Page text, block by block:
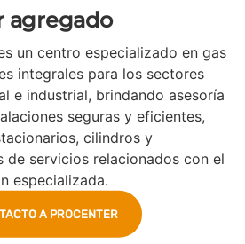
agregado
un centro especializado en gas
integrales para los sectores
e industrial, brindando asesoría
seguras y eficientes,
cilindros y
de servicios relacionados con el
especializada.
A PROCENTER